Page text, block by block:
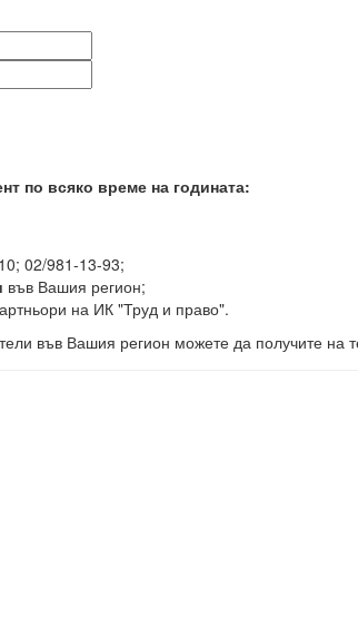
по всяко време на годината:
02/981-13-93;
във Вашия регион;
на ИК "Труд и право".
във Вашия регион можете да получите на